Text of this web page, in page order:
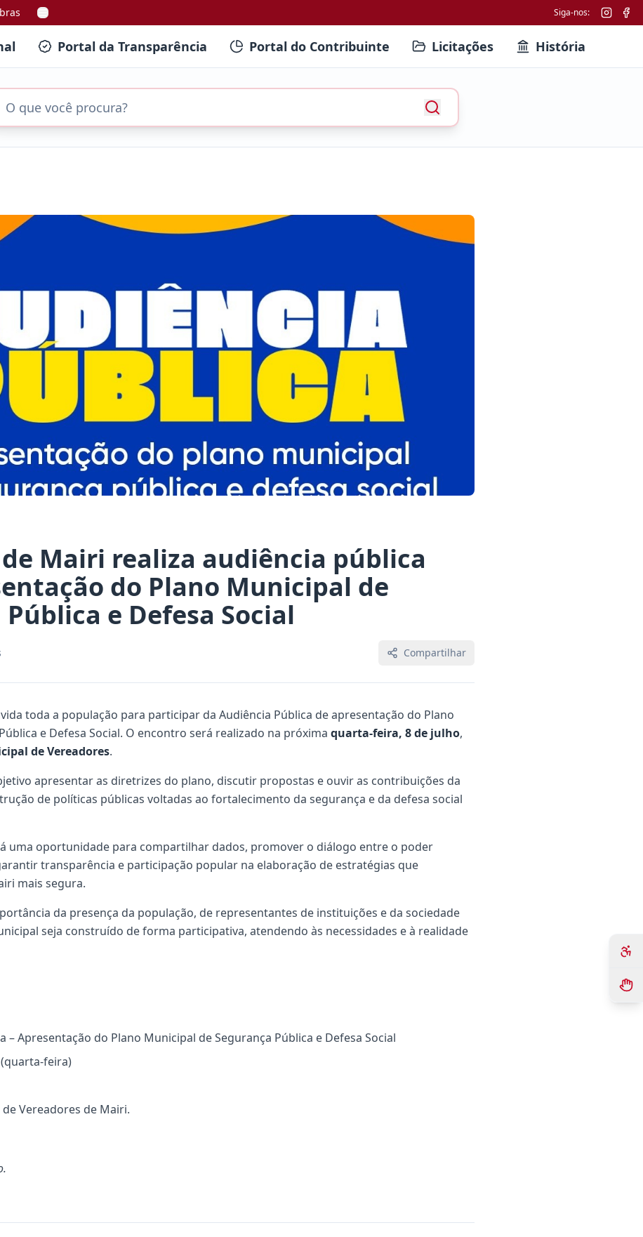
Siga-nos:
Portal da Transparência Portal do Contribuinte Licitações História
Mairi realiza audiência pública
do Plano Municipal de
e Defesa Social
Compartilhar
toda a população para participar da Audiência Pública de apresentação do Plano
e Defesa Social. O encontro será realizado na próxima quarta-feira, 8 de julho,
de Vereadores.
apresentar as diretrizes do plano, discutir propostas e ouvir as contribuições da
de políticas públicas voltadas ao fortalecimento da segurança e da defesa social
uma oportunidade para compartilhar dados, promover o diálogo entre o poder
transparência e participação popular na elaboração de estratégias que
mais segura.
da presença da população, de representantes de instituições e da sociedade
seja construído de forma participativa, atendendo às necessidades e à realidade
– Apresentação do Plano Municipal de Segurança Pública e Defesa Social
feira)
Vereadores de Mairi.